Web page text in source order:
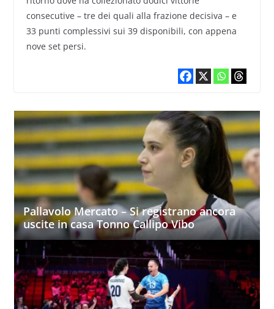
consecutive – tre dei quali alla frazione decisiva – e
33 punti complessivi sui 39 disponibili, con appena
nove set persi.
Pallavolo Mercato – Si registrano ancora
uscite in casa Tonno Callipo Vibo